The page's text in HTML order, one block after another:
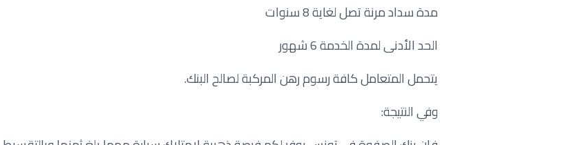
مدة سداد مرنة تصل لغاية 8 سنوات
الحد الأدنى لمدة الخدمة 6 شهور
يتحمل المتعامل كافة رسوم رهن المركبة لصالح البنك.
وفي النتيجة: